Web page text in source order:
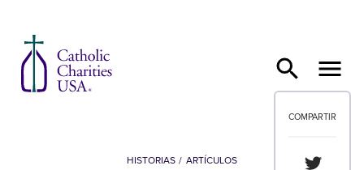
COMPARTIR
HISTORIAS ARTÍCULOS